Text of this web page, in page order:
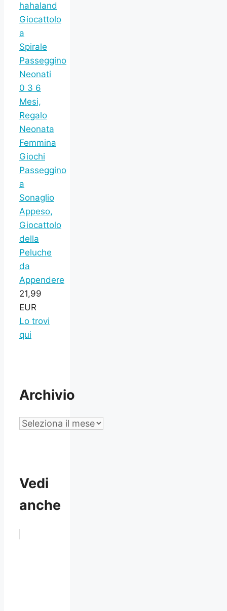
hahaland
Giocattolo
a
Spirale
Passeggino
Neonati
0 3 6
Mesi,
Regalo
Neonata
Femmina
Giochi
Passeggino
a
Sonaglio
Appeso,
Giocattolo
della
Peluche
da
Appendere
21,99
EUR
Lo trovi
qui
Archivio
Archivio
Vedi
anche